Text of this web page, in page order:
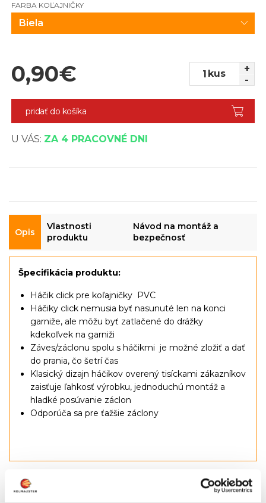
FARBA KOĽAJNIČKY
Biela
0,90€ kus
+
-
pridať do košíka
U VÁS: ZA 4 PRACOVNÉ DNI
Opis
Vlastnosti
produktu
Návod na montáž a
bezpečnosť
Špecifikácia produktu:
Háčik click pre koľajničky PVC
Háčiky click nemusia byť nasunuté len na konci
garniže, ale môžu byť zatlačené do drážky
kdekoľvek na garniži
Záves/záclonu spolu s háčikmi je možné zložiť a dať
do prania, čo šetrí čas
Klasický dizajn háčikov overený tisíckami zákazníkov
zaisťuje ľahkosť výrobku, jednoduchú montáž a
hladké posúvanie záclon
Odporúča sa pre ťažšie záclony